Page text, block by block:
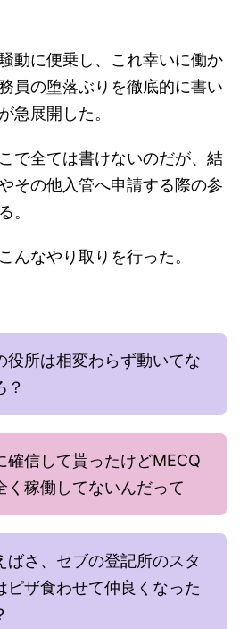
動に便乗し、これ幸いに働か
員の堕落ぶりを徹底的に書い
急展開した。
で全ては書けないのだが、結
その他入管へ申請する際の参
。
んなやり取りを行った。
役所は相変わらず動いてな
？
確信して貰ったけどMECQ
く稼働してないんだって
ばさ、セブの登記所のスタ
ピザ食わせて仲良くなった